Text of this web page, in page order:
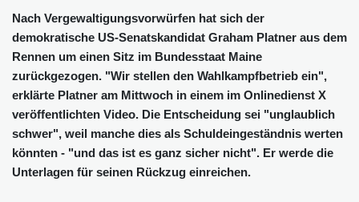
Nach Vergewaltigungsvorwürfen hat sich der
demokratische US-Senatskandidat Graham Platner aus dem
Rennen um einen Sitz im Bundesstaat Maine
zurückgezogen. "Wir stellen den Wahlkampfbetrieb ein",
erklärte Platner am Mittwoch in einem im Onlinedienst X
veröffentlichten Video. Die Entscheidung sei "unglaublich
schwer", weil manche dies als Schuldeingeständnis werten
könnten - "und das ist es ganz sicher nicht". Er werde die
Unterlagen für seinen Rückzug einreichen.